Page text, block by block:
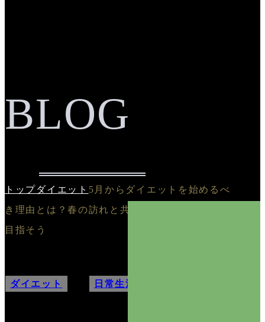
BLOG
トップダイエット 5月からダイエットを始めるべ
き理由とは？春の訪れと共に健康的な体作りを
目指そう
ダイエット 日常生活